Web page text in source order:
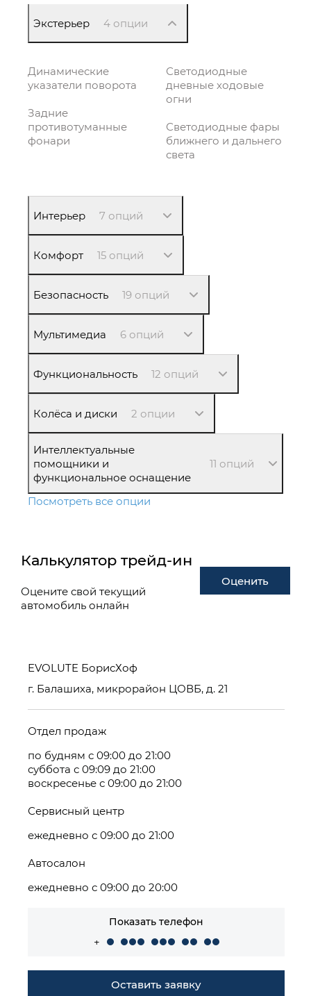
Экстерьер 4 опции
Динамические
указатели поворота
Задние
противотуманные
фонари
Светодиодные
дневные ходовые
огни
Светодиодные фары
ближнего и дальнего
света
Интерьер 7 опций
Комфорт 15 опций
Безопасность 19 опций
Мультимедиа 6 опций
Функциональность 12 опций
Колёса и диски 2 опции
Интеллектуальные
помощники и
функциональное оснащение
11 опций
Посмотреть все опции
Калькулятор трейд-ин
Оцените свой текущий
автомобиль онлайн
Оценить
EVOLUTE БорисХоф
г. Балашиха, микрорайон ЦОВБ, д. 21
Отдел продаж
по будням с 09:00 до 21:00
суббота с 09:09 до 21:00
воскресенье с 09:00 до 21:00
Сервисный центр
ежедневно с 09:00 до 21:00
Автосалон
ежедневно с 09:00 до 20:00
Показать телефон
+
Оставить заявку